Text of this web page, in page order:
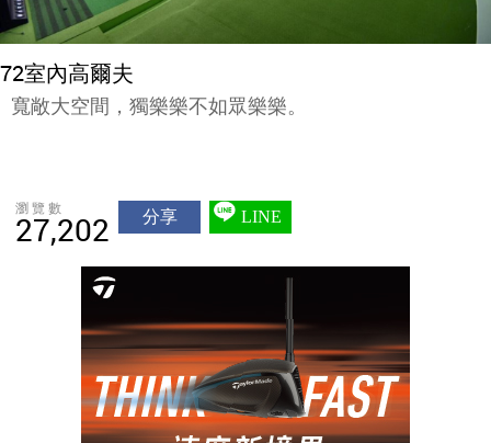
72室內高爾夫
寬敞大空間，獨樂樂不如眾樂樂。
瀏覽數
27,202 分享 LINE